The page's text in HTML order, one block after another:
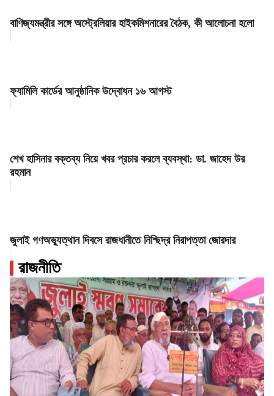
বাণিজ্যমন্ত্রীর সঙ্গে অস্ট্রেলিয়ার হাইকমিশনারের বৈঠক, কী আলোচনা হলো
ফ্যামিলি কার্ডের আনুষ্ঠানিক উদ্বোধন ১৬ আগস্ট
শেখ হাসিনার বক্তব্য নিয়ে খবর প্রচার করলে ব্যবস্থা: ডা. জাহেদ উর
রহমান
জুলাই গণঅভ্যুত্থান দিবসে রাজধানীতে নিশ্ছিদ্র নিরাপত্তা জোরদার
রাজনীতি